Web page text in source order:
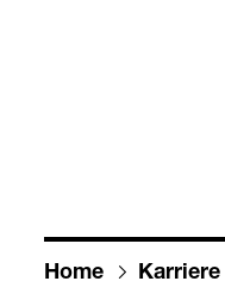
Home Kar­riere